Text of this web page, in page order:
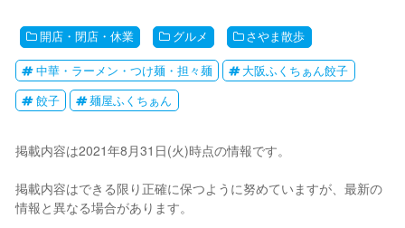
開店・閉店・休業 グルメ さやま散歩
中華・ラーメン・つけ麺・担々麺
大阪ふくちぁん餃子
餃子
麺屋ふくちぁん
掲載内容は2021年8月31日(火)時点の情報です。
掲載内容はできる限り正確に保つように努めていますが、最新の
情報と異なる場合があります。